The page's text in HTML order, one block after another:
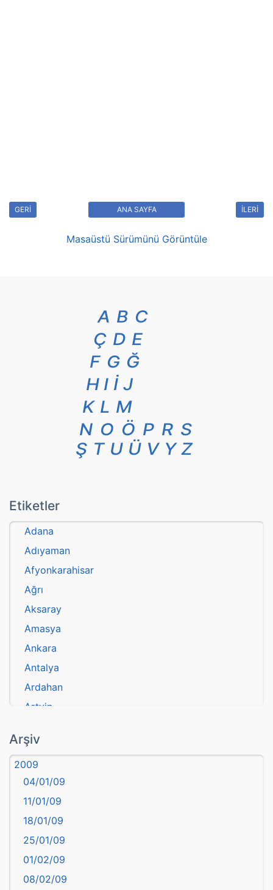
GERİ İLERİ
ANA SAYFA
Masaüstü Sürümünü Görüntüle
A B C
Ç D E
F G Ğ
H I İ J
K L M
N O Ö P R S
Ş T U Ü V Y Z
Etiketler
Adana
Adıyaman
Afyonkarahisar
Ağrı
Aksaray
Amasya
Ankara
Antalya
Ardahan
Artvin
Aydın
Balıkesir
Bartın
başkentler
Batman
Bayburt
Bilecik
Bingöl
Arşiv
2009
04/01/09
11/01/09
18/01/09
25/01/09
01/02/09
08/02/09